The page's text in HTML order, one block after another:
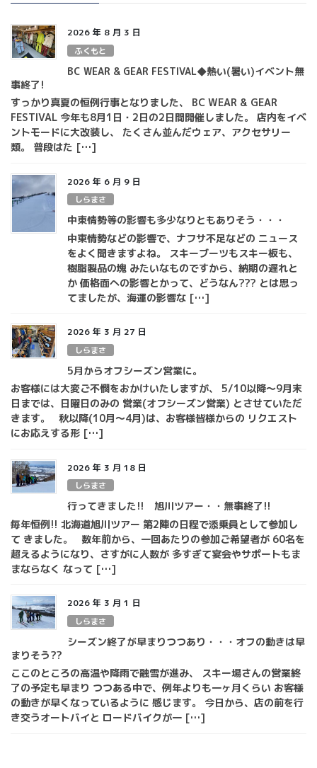
2026 年 8 月 3 日
ふくもと
BC WEAR & GEAR FESTIVAL◆熱い(暑い)イベント無
事終了!
すっかり真夏の恒例行事となりました、 BC WEAR & GEAR
FESTIVAL 今年も8月1日・2日の2日間開催しました。 店内をイベ
ントモードに大改装し、 たくさん並んだウェア、アクセサリー
類。 普段はた […]
2026 年 6 月 9 日
しらまさ
中東情勢等の影響も多少なりともありそう・・・
中東情勢などの影響で、ナフサ不足などの ニュース
をよく聞きますよね。 スキーブーツもスキー板も、
樹脂製品の塊 みたいなものですから、納期の遅れと
か 価格面への影響とかって、どうなん??? とは思っ
てましたが、海運の影響な […]
2026 年 3 月 27 日
しらまさ
5月からオフシーズン営業に。
お客様には大変ご不憫をおかけいたしますが、 5/10以降～9月末
日までは、日曜日のみの 営業(オフシーズン営業) とさせていただ
きます。 秋以降(10月～4月)は、お客様皆様からの リクエスト
にお応えする形 […]
2026 年 3 月 18 日
しらまさ
行ってきました!! 旭川ツアー・・無事終了!!
毎年恒例!! 北海道旭川ツアー 第2陣の日程で添乗員として参加し
て きました。 数年前から、一回あたりの参加ご希望者が 60名を
超えるようになり、さすがに人数が 多すぎて宴会やサポートもま
まならなく なって […]
2026 年 3 月 1 日
しらまさ
シーズン終了が早まりつつあり・・・オフの動きは早
まりそう??
ここのところの高温や降雨で融雪が進み、 スキー場さんの営業終
了の予定も早まり つつある中で、例年よりも一ヶ月くらい お客様
の動きが早くなっているように 感じます。 今日から、店の前を行
き交うオートバイと ロードバイクが一 […]